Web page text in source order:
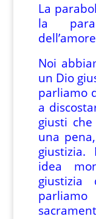
La
la
Noi
un Dio
parliamo
a
giusti
una
giustizia.
idea